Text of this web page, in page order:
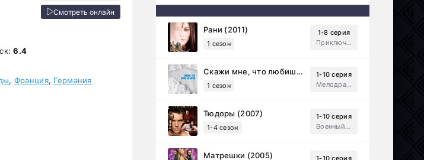
Смотреть онлайн
6.4
, Франция, Германия
Рани (2011)
1 сезон
1-8 серия
Приключения, Зарубежный, Мелодрама
Скажи мне, что любишь меня (2007)
1 сезон
1-10 серия
Мелодрама, Драма
Тюдоры (2007)
1-4 сезон
1-10 серия
Военный, Исторический, Зарубежный, Мелодрама, Драма
Матрешки (2005)
1-10 серия